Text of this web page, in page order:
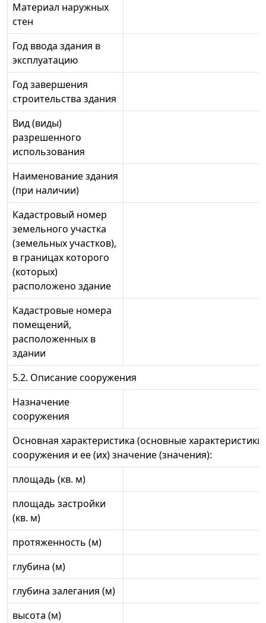
Материал наружных
стен
Год ввода здания в
эксплуатацию
Год завершения
строительства здания
Вид (виды)
разрешенного
использования
Наименование здания
(при наличии)
Кадастровый номер
земельного участка
(земельных участков),
в границах которого
(которых)
расположено здание
Кадастровые номера
помещений,
расположенных в
здании
5.2. Описание сооружения
Назначение
сооружения
Основная характеристика (основные характеристики)
сооружения и ее (их) значение (значения):
площадь (кв. м)
площадь застройки
(кв. м)
протяженность (м)
глубина (м)
глубина залегания (м)
высота (м)